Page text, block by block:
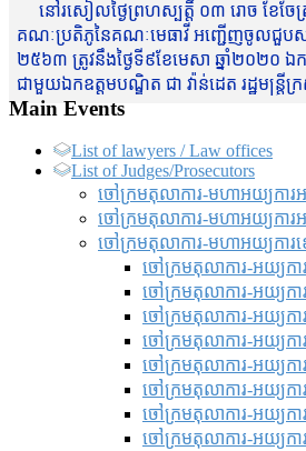
នៅរសៀលថ្ងៃព្រហស្បត្តិ៍ ០៣ រោច ខែចែត្
គណៈប្រតិភូនៃគណៈមេធាវី អញ្ជើញចូលជួបសម្
២៥៦៣ ត្រូវនឹងថ្ងៃទី៩ខែមេសា ឆ្នាំ២០២០ ឯ
ជាមួយឯកឧត្តមបណ្ឌិត ជា វ៉ាន់ដេត រដ្ឋម
Main Events
List of lawyers / Law offices
List of Judges/Prosecutors
ចៅក្រមតុលាការ-មហាអយ្យកា
ចៅក្រមតុលាការ-មហាអយ្យកា
ចៅក្រមតុលាការ-មហាអយ្យការខ
ចៅក្រមតុលាការ-អយ្យកា
ចៅក្រមតុលាការ-អយ្យកា
ចៅក្រមតុលាការ-អយ្យកា
ចៅក្រមតុលាការ-អយ្យកា
ចៅក្រមតុលាការ-អយ្យក
ចៅក្រមតុលាការ-អយ្យកា
ចៅក្រមតុលាការ-អយ្យកា
ចៅក្រមតុលាការ-អយ្យកា